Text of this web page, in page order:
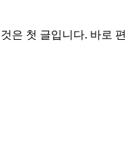
은 첫 글입니다. 바로